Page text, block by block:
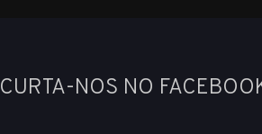
CURTA-NOS NO